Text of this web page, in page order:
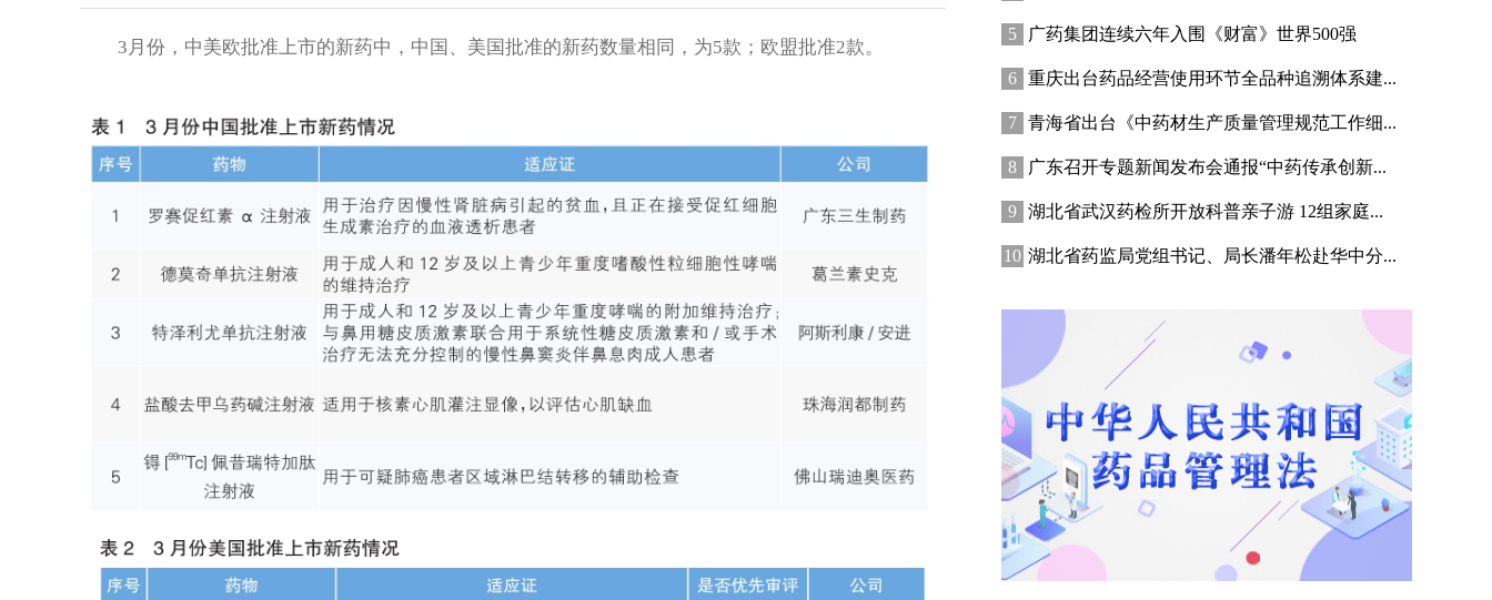
3月份，中美欧批准上市的新药中，中国、美国批准的新药数量相同，为5款；欧盟批准2款。
广药集团连续六年入围《财富》世界500强
重庆出台药品经营使用环节全品种追溯体系建...
青海省出台《中药材生产质量管理规范工作细...
广东召开专题新闻发布会通报“中药传承创新...
湖北省武汉药检所开放科普亲子游 12组家庭...
湖北省药监局党组书记、局长潘年松赴华中分...